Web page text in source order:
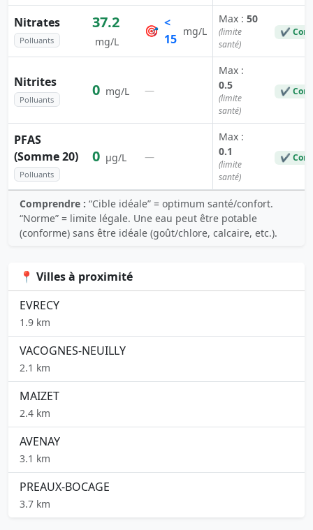
Nitrates
Polluants
37.2
mg/L
🎯
<
15
mg/L
Max : 50
(limite
santé)
✔
Nitrites
Polluants
0 mg/L —
Max :
0.5
(limite
santé)
✔
PFAS
(Somme 20)
Polluants
0 µg/L —
Max :
0.1
(limite
santé)
✔
Comprendre : “Cible idéale” = optimum santé/confort.
“Norme” = limite légale. Une eau peut être potable
(conforme) sans être idéale (goût/chlore, calcaire, etc.).
📍 Villes à proximité
EVRECY
1.9 km
VACOGNES-NEUILLY
2.1 km
MAIZET
2.4 km
AVENAY
3.1 km
PREAUX-BOCAGE
3.7 km